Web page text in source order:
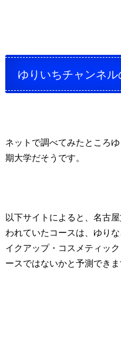
ゆりいちチャンネ
ネットで調べてみたところ
期大学だそうです。
以下サイトによると、名古
われていたコースは、ゆり
イクアップ・コスメティッ
ースではないかと予測できま